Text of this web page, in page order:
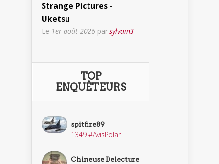
Strange Pictures -
Uketsu
Le 1er août 2026 par sylvain3
TOP
ENQUÊTEURS
spitfire89
1349 #AvisPolar
Chineuse Delecture